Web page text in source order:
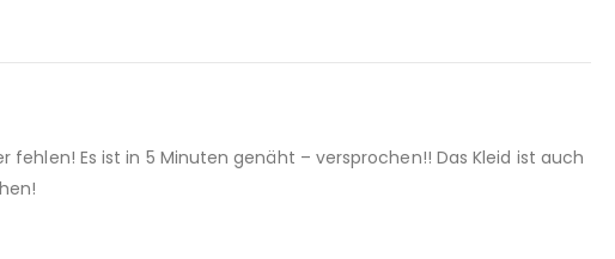
fehlen! Es ist in 5 Minuten genäht – versprochen!! Das Kleid ist auch